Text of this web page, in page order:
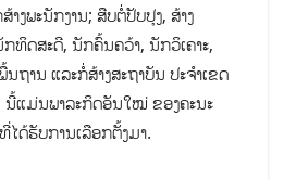
າງພະນັກງານ; ສືບຕໍ່ປັບປຸງ, ສ້າງ
ທິດສະດີ, ນັກຄົ້ນຄວ້າ, ນັກວິເຄາະ,
ຖານ ແລະກໍ່ສ້າງສະຖາບັນ ປະຈຳເຂດ
ນີ້ແມ່ນພາລະກິດອັນໃໝ່ ຂອງຄະນະ
ດ້ຮັບການເລືອກຕັ້ງມາ.